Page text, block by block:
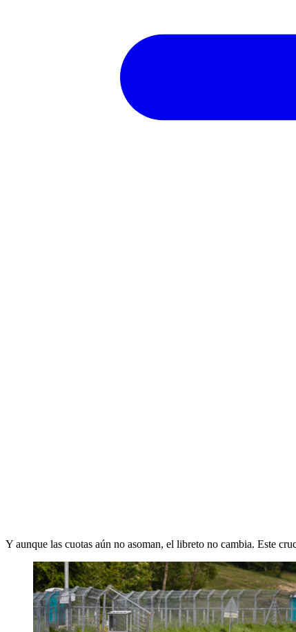
Y aunque las cuotas aún no asoman, el libreto no cambia. Este